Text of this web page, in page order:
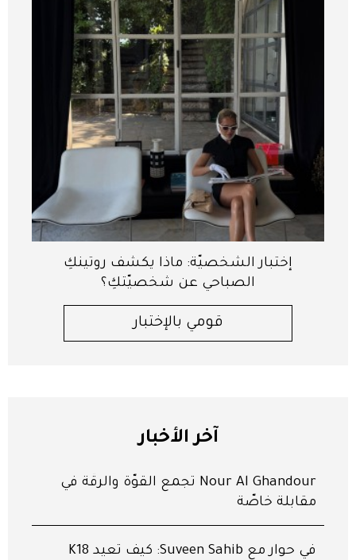
إختبار الشخصيّة: ماذا يكشف روتينكِ
الصباحي عن شخصيّتكِ؟
قومي بالإختبار
آخر الأخبار
Nour Al Ghandour تجمع القوّة والرقّة في
مقابلة خاصّة
في حوار مع Suveen Sahib: كيف تعيد K18